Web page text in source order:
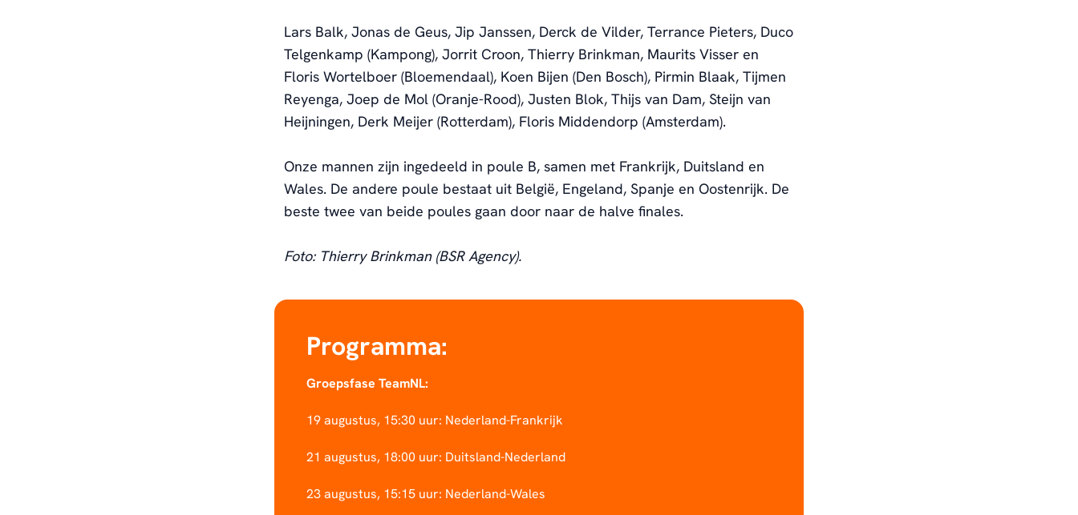
Lars Balk, Jonas de Geus, Jip Janssen, Derck de Vilder, Terrance Pieters, Duco
Telgenkamp (Kampong), Jorrit Croon, Thierry Brinkman, Maurits Visser en
Floris Wortelboer (Bloemendaal), Koen Bijen (Den Bosch), Pirmin Blaak, Tijmen
Reyenga, Joep de Mol (Oranje-Rood), Justen Blok, Thijs van Dam, Steijn van
Heijningen, Derk Meijer (Rotterdam), Floris Middendorp (Amsterdam).
Onze mannen zijn ingedeeld in poule B, samen met Frankrijk, Duitsland en
Wales. De andere poule bestaat uit België, Engeland, Spanje en Oostenrijk. De
beste twee van beide poules gaan door naar de halve finales.
Foto: Thierry Brinkman (BSR Agency).
Programma:
Groepsfase TeamNL:
19 augustus, 15:30 uur: Nederland-Frankrijk
21 augustus, 18:00 uur: Duitsland-Nederland
23 augustus, 15:15 uur: Nederland-Wales